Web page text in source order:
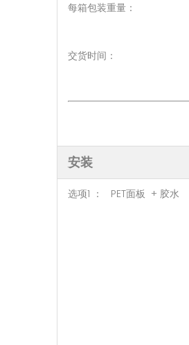
每箱包装重
交货时间
安装
选项1 ： PET面板 + 胶水